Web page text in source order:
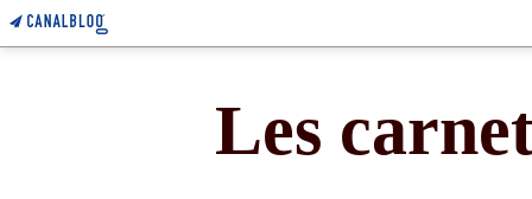
Les